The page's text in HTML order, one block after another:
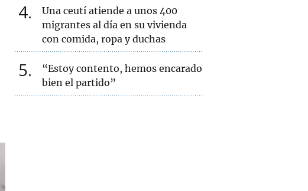
4
Una ceutí atiende a unos 400
migrantes al día en su vivienda
con comida, ropa y duchas
5
“Estoy contento, hemos encarado
bien el partido”